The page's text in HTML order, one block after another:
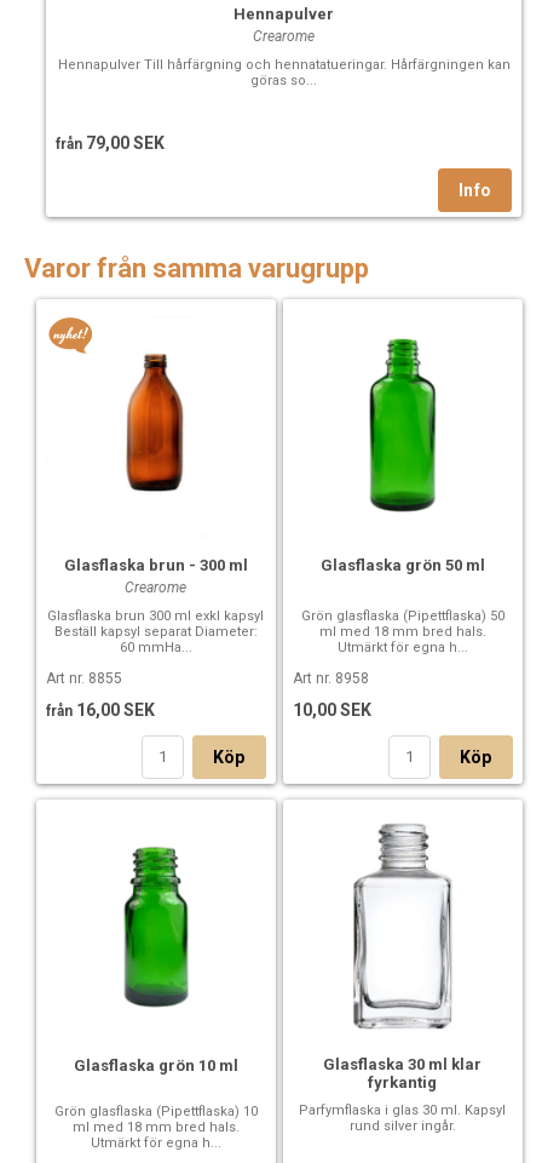
Hennapulver
Crearome
Hennapulver Till hårfärgning och hennatatueringar. Hårfärgningen kan
göras so...
från 79,00 SEK
Varor från samma varugrupp
Glasflaska brun - 300 ml
Crearome
Glasflaska brun 300 ml exkl kapsyl
Beställ kapsyl separat Diameter:
60 mmHa...
Art nr. 8855
från 16,00 SEK
Köp
Glasflaska grön 50 ml
Grön glasflaska (Pipettflaska) 50
ml med 18 mm bred hals.
Utmärkt för egna h...
Art nr. 8958
10,00 SEK
Köp
Glasflaska grön 10 ml
Grön glasflaska (Pipettflaska) 10
ml med 18 mm bred hals.
Utmärkt för egna h...
Glasflaska 30 ml klar
fyrkantig
Parfymflaska i glas 30 ml. Kapsyl
rund silver ingår.